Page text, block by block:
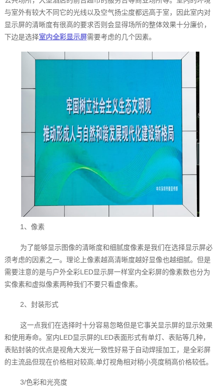
与室外有较大不同它的光线以及空气扬尘度都远高于室，因此室内对
显示屏的清晰度有很高的要求否则会显得场所的整体效果十分廉价，
下边是选择室内全彩显示屏‍需要考虑的几个因素。
1、像素
为了能够显示图像的清晰度和细腻度像素是我们在选择显示屏必
须考虑的因素之一。理论上像素越高清晰度越好显像也越细腻。但是
需要注意的是与户外全彩LED显示屏一样室内全彩屏的像素数也分为
实像素和虚拟像素两种我们不要只看虚像素。
2、封装形式
这一点我们在选择时十分容易忽略但是它事关显示屏的显示效果
和使用寿命。室内LED显示屏的LED表面形式有单灯、表贴等几种，
表贴封装的优点是视角大发光一致性好易于自动焊接加工，是全彩屏
的主流品但现在价格相对较高;单灯视角相对稍小亮度稍高价格较低。
3/色彩和光亮度